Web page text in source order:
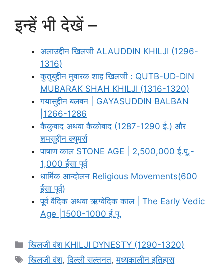
इन्हें भी देखें –
अलाउद्दीन खिलजी ALAUDDIN KHILJI (1296-
1316)
कुतुबुद्दीन मुबारक शाह खिलजी : QUTB-UD-DIN
MUBARAK SHAH KHILJI (1316-1320)
गयासुद्दीन बलबन | GAYASUDDIN BALBAN
|1266-1286
कैकुबाद अथवा कैकोबाद (1287-1290 ई.) और
शमसुद्दीन क्युमर्स
पाषाण काल STONE AGE | 2,500,000 ई.पू.-
1,000 ईसा पूर्व
धार्मिक आन्दोलन Religious Movements(600
ईसा पूर्व)
पूर्व वैदिक अथवा ऋग्वेदिक काल | The Early Vedic
Age |1500-1000 ई.पू.
Categories
खिलजी वंश KHILJI DYNESTY (1290-1320)
Tags
खिलजी वंश,दिल्ली सल्तनत,मध्यकालीन इतिहास